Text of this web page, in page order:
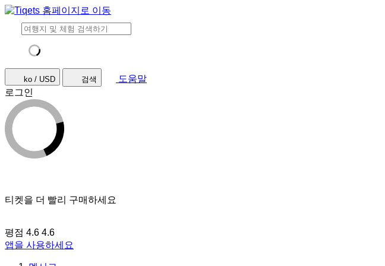
ko / USD 검색
도움말
로그인
티켓을 더 빨리 구매하세요
평점 4.6 4.6
앱을 사용하세요